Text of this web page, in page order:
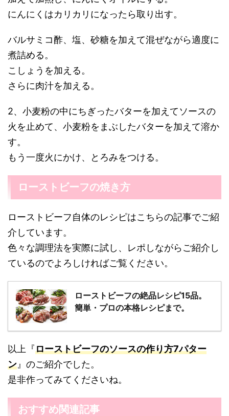
にんにくはカリカリになったら取り出す。
バルサミコ酢、塩、砂糖を加えて混ぜながら適度に
煮詰める。
こしょうを加える。
さらに肉汁を加える。
2、小麦粉の中にちぎったバターを加えてソースの
火を止めて、小麦粉をまぶしたバターを加えて溶か
す。
もう一度火にかけ、とろみをつける。
ローストビーフの焼き方
ローストビーフ自体のレシピはこちらの記事でご紹
介しています。
色々な調理法を実際に試し、レポしながらご紹介し
ているのでよろしければご覧ください。
ローストビーフの絶品レシピ15品。
簡単・プロの本格レシピまで。
以上『ローストビーフのソースの作り方7パター
ン 』のご紹介でした。
是非作ってみてくださいね。
おすすめ関連記事